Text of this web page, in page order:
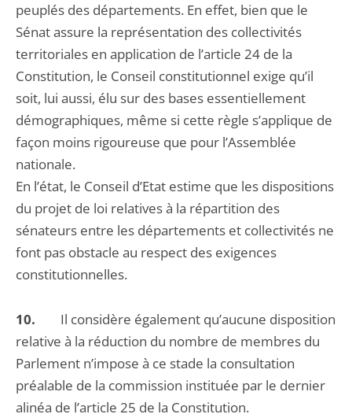
peuplés des départements. En effet, bien que le
Sénat assure la représentation des collectivités
territoriales en application de l’article 24 de la
Constitution, le Conseil constitutionnel exige qu’il
soit, lui aussi, élu sur des bases essentiellement
démographiques, même si cette règle s’applique de
façon moins rigoureuse que pour l’Assemblée
nationale.
En l’état, le Conseil d’Etat estime que les dispositions
du projet de loi relatives à la répartition des
sénateurs entre les départements et collectivités ne
font pas obstacle au respect des exigences
constitutionnelles.
10. Il considère également qu’aucune disposition
relative à la réduction du nombre de membres du
Parlement n’impose à ce stade la consultation
préalable de la commission instituée par le dernier
alinéa de l’article 25 de la Constitution.